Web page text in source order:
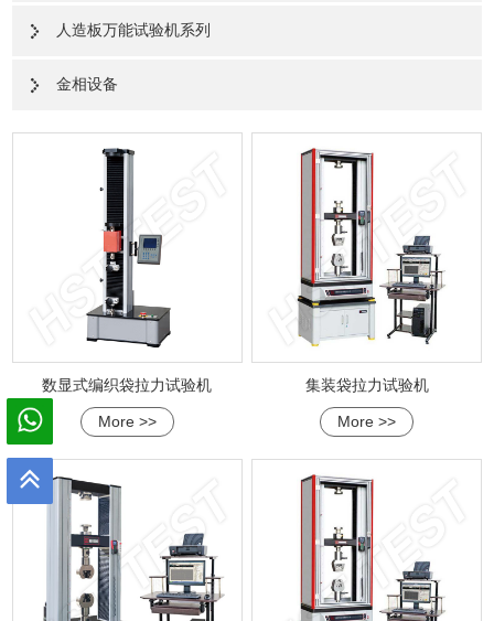
人造板万能试验机系列
金相设备
数显式编织袋拉力试验机
More >>
集装袋拉力试验机
More >>